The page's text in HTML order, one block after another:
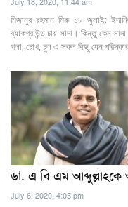
July 18, 2020, 11:44 am
মিজানুর রহমান মিরু ১৮ জুলাই:
ব্যাকগ্রাউন্ড চায় সাদা। কিন্তু কেন
গলা, চোখ, চুল এ সকল কিছু যেন পরিস্কার
ডা. এ বি এম
July 6, 2020, 4:05 pm